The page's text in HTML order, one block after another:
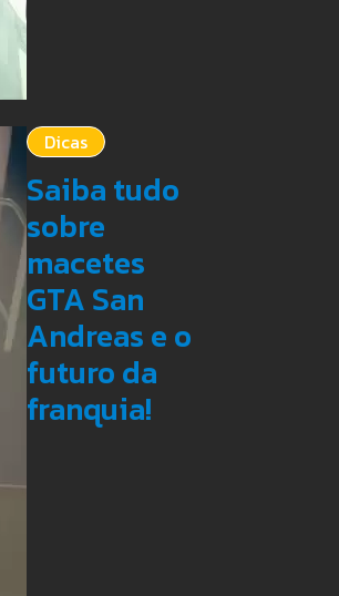
Dicas
Saiba tudo
sobre
macetes
GTA San
Andreas e o
futuro da
franquia!